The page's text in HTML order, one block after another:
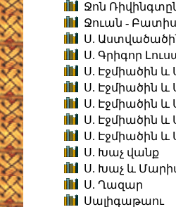
Ջոն
Ջուան -
Ս.
Ս. Գրիգոր
Ս. Էջմիածին
Ս. Էջմիածին և
Ս. Էջմիածին և
Ս. Էջմիածին և
Ս. Էջմիածին և
Ս. Խաչ վանք
Ս. Խաչ և
Ս. Ղազար
Սալիգաթաու